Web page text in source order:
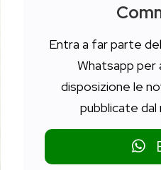
Entra a far parte
Whatsapp per
disposizione le
pubblicate